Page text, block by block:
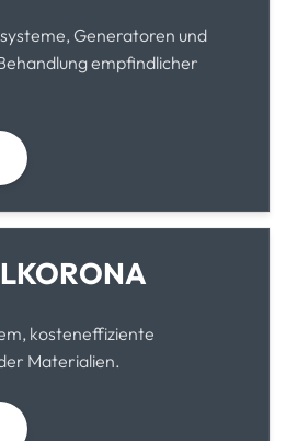
Generatoren und
empfindlicher
kosteneffiziente
Materialien.